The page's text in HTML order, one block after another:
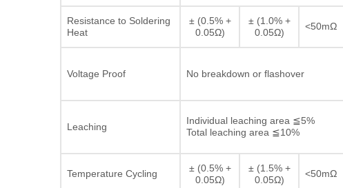
Resistance to Soldering
Heat
± (0.5% +
0.05Ω)
± (1.0% +
0.05Ω)
<50mΩ
Voltage Proof No breakdown or flashover
Leaching
Individual leaching area ≦5%
Total leaching area ≦10%
Temperature Cycling
± (0.5% +
0.05Ω)
± (1.5% +
0.05Ω)
<50mΩ